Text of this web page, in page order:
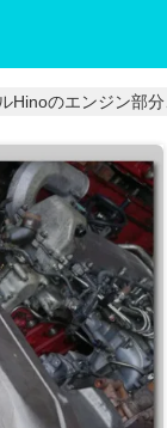
Hinoのエンジン部